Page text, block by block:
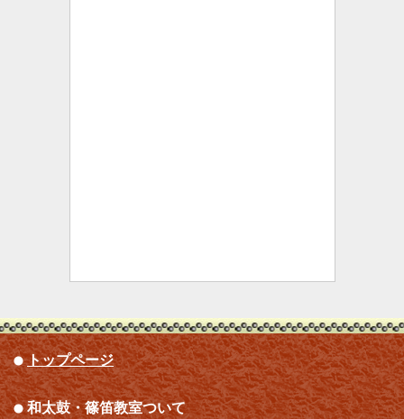
トップページ
和太鼓・篠笛教室ついて